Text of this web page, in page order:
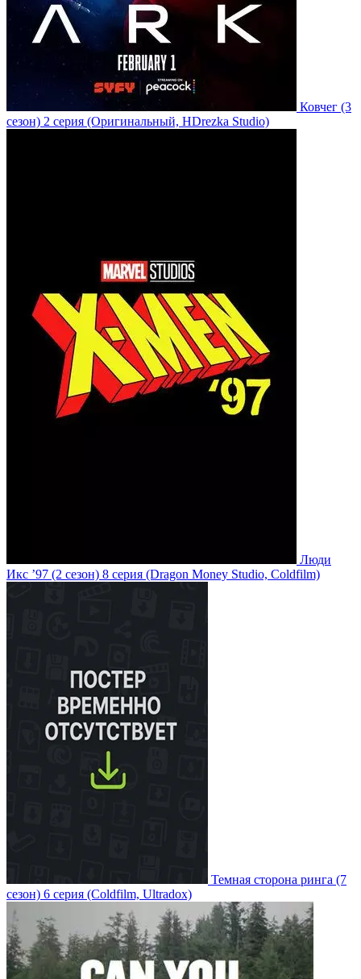
Ковчег (3
сезон) 2 серия (Оригинальный, HDrezka Studio)
Люди
Икс ’97 (2 сезон) 8 серия (Dragon Money Studio, Coldfilm)
Темная сторона ринга (7
сезон) 6 серия (Coldfilm, Ultradox)